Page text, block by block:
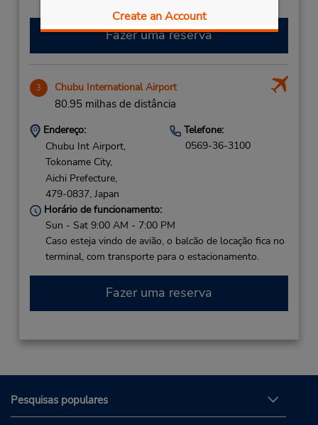
Create an Account
Fazer uma reserva
3 Chubu International Airport
80.95 milhas de distância
Endereço:
Chubu Int Airport,
Tokoname City,
Aichi Prefecture,
479-0837, Japan
Telefone:
0569-36-3100
Horário de funcionamento:
Sun - Sat 9:00 AM - 7:00 PM
Caso esteja vindo de avião, o balcão de locação fica no
terminal, com transporte para o estacionamento.
Fazer uma reserva
Pesquisas populares